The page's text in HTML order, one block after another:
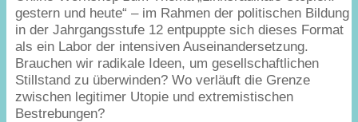
gestern und heute“ – im Rahmen der politischen Bildung
in der Jahrgangsstufe 12 entpuppte sich dieses Format
als ein Labor der intensiven Auseinandersetzung.
Brauchen wir radikale Ideen, um gesellschaftlichen
Stillstand zu überwinden? Wo verläuft die Grenze
zwischen legitimer Utopie und extremistischen
Bestrebungen?